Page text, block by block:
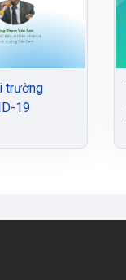
trường
19